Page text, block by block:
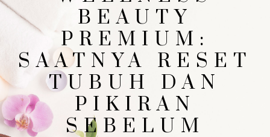
BEAUTY
PREMIUM:
SAATNYA RESET
TUBUH DAN
PIKIRAN
SEBELUM